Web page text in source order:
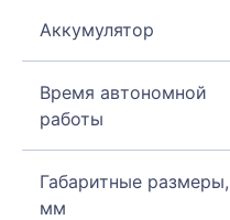
Аккумулятор
Время автономной
работы
Габаритные размеры,
мм